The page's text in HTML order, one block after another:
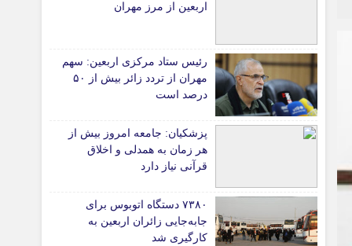
دانشگاه
آموزش و پرورش
بهداشت و درمان
سبک زندگی
حوادث، انتظامی
شهری و رفاهی
شهرداری و شورای شهر
*ماناسپهر
اربعین از مرز مهران
رئیس ستاد مرکزی اربعین: سهم
مهران از تردد زائر بیش از ۵۰
درصد است
پزشکیان: جامعه امروز بیش از
هر زمان به همدلی و اخلاق
قرآنی نیاز دارد
۷۳۸۰ دستگاه اتوبوس برای
جابه‌جایی زائران اربعین به‌
کارگیری شد